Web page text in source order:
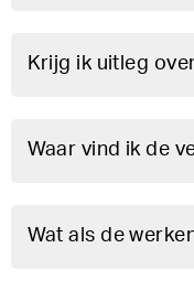
Krijg ik uitleg
Waar vind ik de
Wat als de